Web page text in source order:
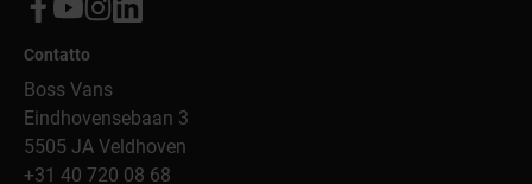
Contatto
Boss Vans
Eindhovensebaan 3
5505 JA Veldhoven
+31 40 720 08 68